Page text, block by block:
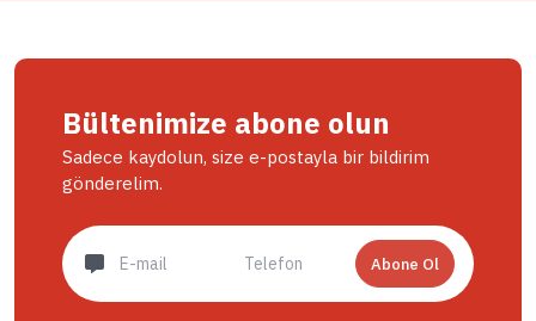
Bültenimize abone olun
Sadece kaydolun, size e-postayla bir bildirim
gönderelim.
Abone Ol